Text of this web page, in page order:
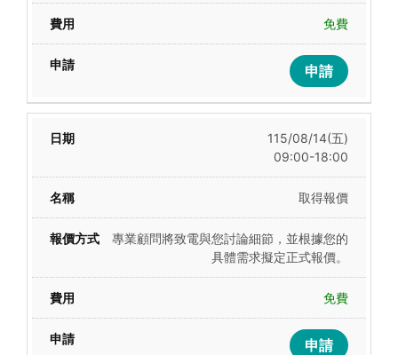
免費
申請
115/08/14(五)
09:00-18:00
取得報價
專業顧問將致電與您討論細節，並根據您的
具體需求擬定正式報價。
免費
申請